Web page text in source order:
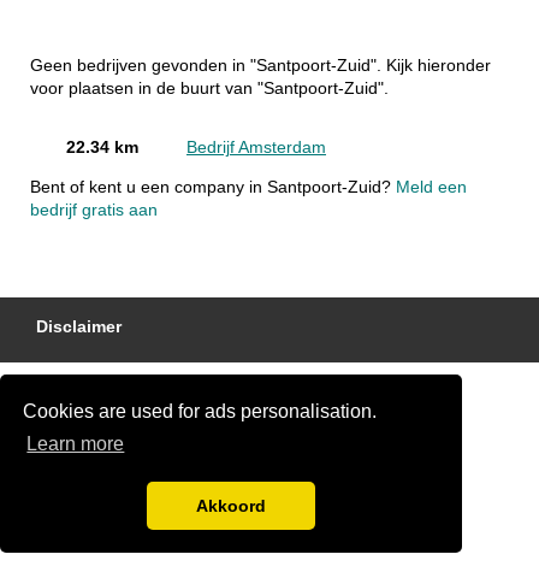
Cookies are used for ads personalisation.
Learn more
Akkoord
Geen bedrijven gevonden in "Santpoort-Zuid". Kijk hieronder
voor plaatsen in de buurt van "Santpoort-Zuid".
22.34 km Bedrijf Amsterdam
Bent of kent u een company in Santpoort-Zuid? Meld een
bedrijf gratis aan
Disclaimer